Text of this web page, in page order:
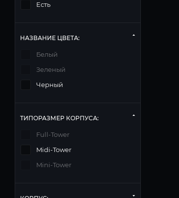
Есть
НАЗВАНИЕ ЦВЕТА:
Белый
Зеленый
Черный
ТИПОРАЗМЕР КОРПУСА:
Full-Tower
Midi-Tower
Mini-Tower